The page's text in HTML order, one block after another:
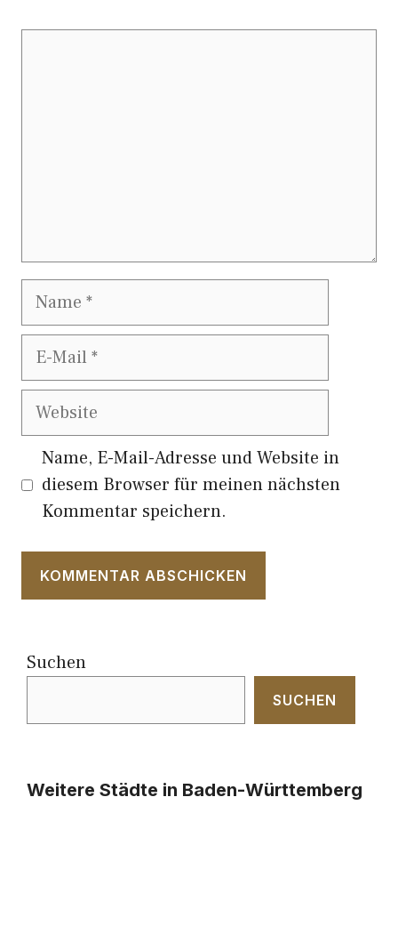
Name
E-
Website
Name, E-Mail-Adresse und Website in
diesem Browser für meinen nächsten
Kommentar speichern.
Suchen
SUCHEN
Weitere Städte in Baden-Württemberg